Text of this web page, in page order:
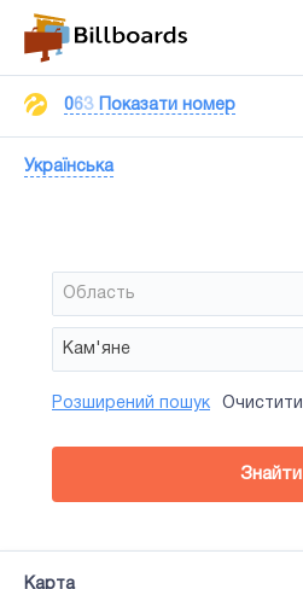
063 Показати номер
Українська
Область
Кам'яне
Район
Сторона
Усi
Розширений пошук Очистити
Знайти
Карта